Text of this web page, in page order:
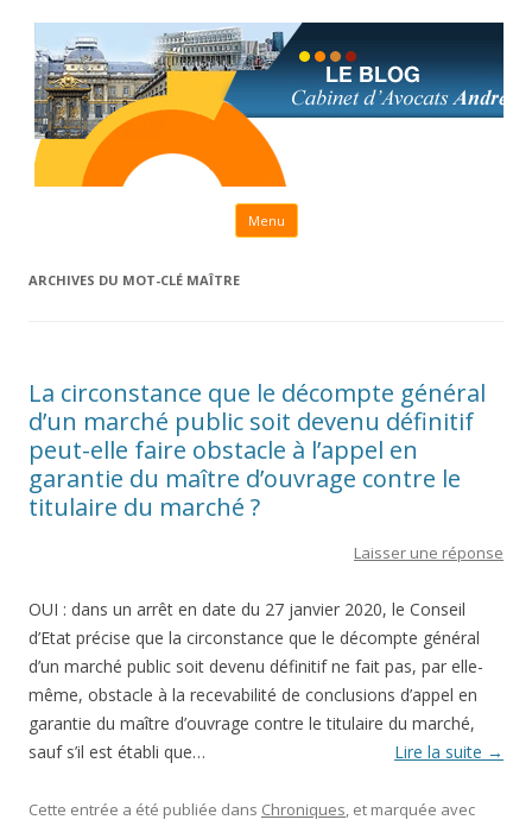
Menu Aller au contenu principal
ARCHIVES DU MOT-CLÉ MAÎTRE
La circonstance que le décompte général
d’un marché public soit devenu définitif
peut-elle faire obstacle à l’appel en
garantie du maître d’ouvrage contre le
titulaire du marché ?
Laisser une réponse
OUI : dans un arrêt en date du 27 janvier 2020, le Conseil
d’Etat précise que la circonstance que le décompte général
d’un marché public soit devenu définitif ne fait pas, par elle-
même, obstacle à la recevabilité de conclusions d’appel en
garantie du maître d’ouvrage contre le titulaire du marché,
sauf s’il est établi que…
Lire la suite →
Cette entrée a été publiée dans Chroniques, et marquée avec